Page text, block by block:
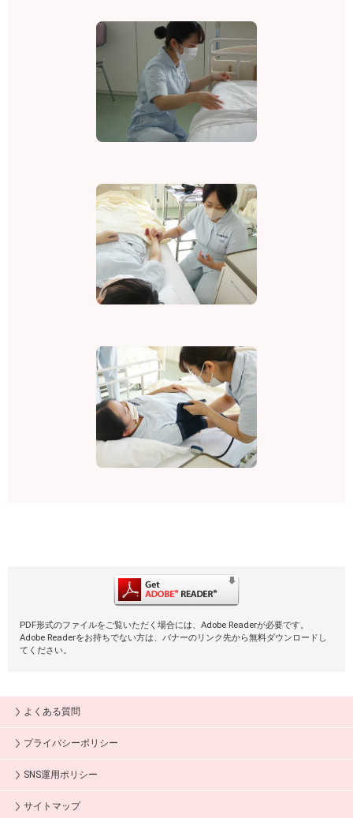
PDF形式のファイルをご覧いただく場合には、Adobe Readerが必要です。
Adobe Readerをお持ちでない方は、バナーのリンク先から無料ダウンロードし
てください。
よくある質問
プライバシーポリシー
SNS運用ポリシー
サイトマップ